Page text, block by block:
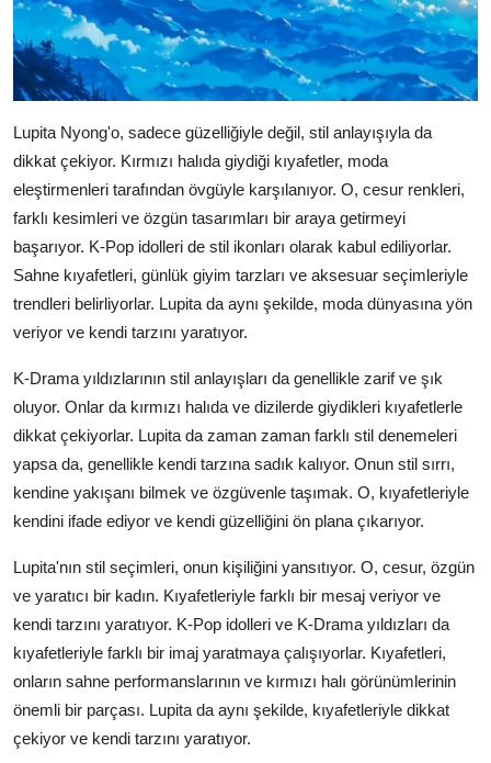
Lupita Nyong'o, sadece güzelliğiyle değil, stil anlayışıyla da
dikkat çekiyor. Kırmızı halıda giydiği kıyafetler, moda
eleştirmenleri tarafından övgüyle karşılanıyor. O, cesur renkleri,
farklı kesimleri ve özgün tasarımları bir araya getirmeyi
başarıyor. K-Pop idolleri de stil ikonları olarak kabul ediliyorlar.
Sahne kıyafetleri, günlük giyim tarzları ve aksesuar seçimleriyle
trendleri belirliyorlar. Lupita da aynı şekilde, moda dünyasına yön
veriyor ve kendi tarzını yaratıyor.
K-Drama yıldızlarının stil anlayışları da genellikle zarif ve şık
oluyor. Onlar da kırmızı halıda ve dizilerde giydikleri kıyafetlerle
dikkat çekiyorlar. Lupita da zaman zaman farklı stil denemeleri
yapsa da, genellikle kendi tarzına sadık kalıyor. Onun stil sırrı,
kendine yakışanı bilmek ve özgüvenle taşımak. O, kıyafetleriyle
kendini ifade ediyor ve kendi güzelliğini ön plana çıkarıyor.
Lupita'nın stil seçimleri, onun kişiliğini yansıtıyor. O, cesur, özgün
ve yaratıcı bir kadın. Kıyafetleriyle farklı bir mesaj veriyor ve
kendi tarzını yaratıyor. K-Pop idolleri ve K-Drama yıldızları da
kıyafetleriyle farklı bir imaj yaratmaya çalışıyorlar. Kıyafetleri,
onların sahne performanslarının ve kırmızı halı görünümlerinin
önemli bir parçası. Lupita da aynı şekilde, kıyafetleriyle dikkat
çekiyor ve kendi tarzını yaratıyor.